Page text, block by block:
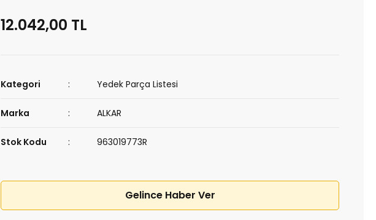
12.042,00 TL
Kategori Yedek Parça Listesi
Marka ALKAR
Stok Kodu 963019773R
Gelince Haber Ver